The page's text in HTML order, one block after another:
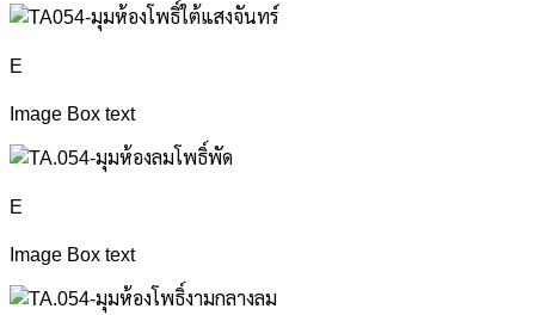
E
Image Box text
E
Image Box text